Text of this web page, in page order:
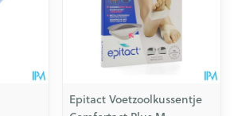
Epitact Voetzoolkussentje